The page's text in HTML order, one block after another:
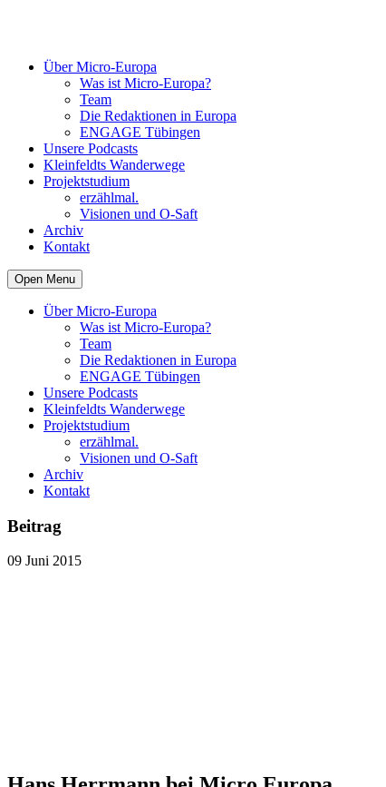
Über Micro-Europa
Was ist Micro-Europa?
Team
Die Redaktionen in Europa
ENGAGE Tübingen
Unsere Podcasts
Kleinfeldts Wanderwege
Projektstudium
erzählmal.
Visionen und O-Saft
Archiv
Kontakt
Open Menu
Über Micro-Europa
Was ist Micro-Europa?
Team
Die Redaktionen in Europa
ENGAGE Tübingen
Unsere Podcasts
Kleinfeldts Wanderwege
Projektstudium
erzählmal.
Visionen und O-Saft
Archiv
Kontakt
Beitrag
09 Juni 2015